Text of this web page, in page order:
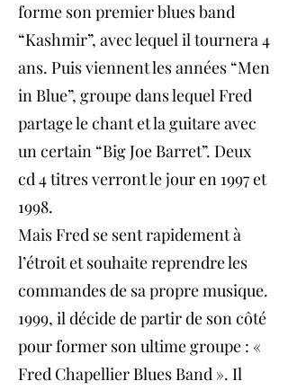
forme son premier blues band
“Kashmir”, avec lequel il tournera 4
ans. Puis viennent les années “Men
in Blue”, groupe dans lequel Fred
partage le chant et la guitare avec
un certain “Big Joe Barret”. Deux
cd 4 titres verront le jour en 1997 et
1998.
Mais Fred se sent rapidement à
l’étroit et souhaite reprendre les
commandes de sa propre musique.
1999, il décide de partir de son côté
pour former son ultime groupe : «
Fred Chapellier Blues Band ». Il